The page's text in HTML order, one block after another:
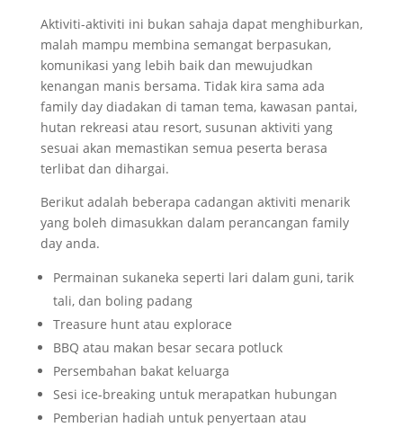
Aktiviti-aktiviti ini bukan sahaja dapat menghiburkan,
malah mampu membina semangat berpasukan,
komunikasi yang lebih baik dan mewujudkan
kenangan manis bersama. Tidak kira sama ada
family day diadakan di taman tema, kawasan pantai,
hutan rekreasi atau resort, susunan aktiviti yang
sesuai akan memastikan semua peserta berasa
terlibat dan dihargai.
Berikut adalah beberapa cadangan aktiviti menarik
yang boleh dimasukkan dalam perancangan family
day anda.
Permainan sukaneka seperti lari dalam guni, tarik
tali, dan boling padang
Treasure hunt atau explorace
BBQ atau makan besar secara potluck
Persembahan bakat keluarga
Sesi ice-breaking untuk merapatkan hubungan
Pemberian hadiah untuk penyertaan atau